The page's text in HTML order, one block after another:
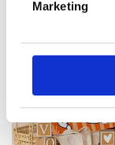
Marketing